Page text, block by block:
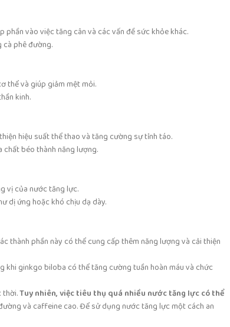
vào việc tăng cân và các vấn đề sức khỏe khác.
phê đường.
thể và giúp giảm mệt mỏi.
kinh.
hiệu suất thể thao và tăng cường sự tỉnh táo.
béo thành năng lượng.
vị của nước tăng lực.
dị ứng hoặc khó chịu dạ dày.
thành phần này có thể cung cấp thêm năng lượng và cải thiện
khi ginkgo biloba có thể tăng cường tuần hoàn máu và chức
thời.Tuy nhiên, việc tiêu thụ quá nhiều nước tăng lực có thể
và caffeine cao. Để sử dụng nước tăng lực một cách an